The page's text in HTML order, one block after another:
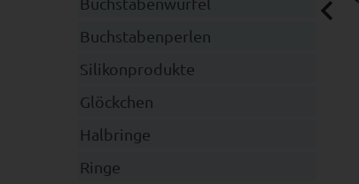
Buchstabenperlen
Silikonprodukte
Glöckchen
Halbringe
Ringe